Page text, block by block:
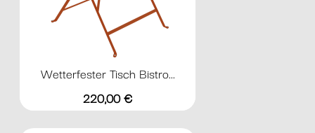
Wetterfester Tisch Bistro...
Preis
220,00 €